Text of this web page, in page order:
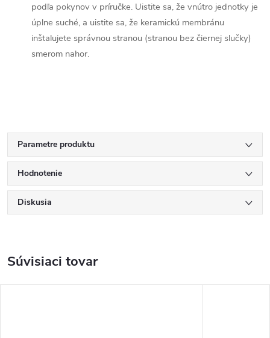
podľa pokynov v príručke. Uistite sa, že vnútro jednotky je
úplne suché, a uistite sa, že keramickú membránu
inštalujete správnou stranou (stranou bez čiernej slučky)
smerom nahor.
Parametre produktu
Hodnotenie
Diskusia
Súvisiaci tovar